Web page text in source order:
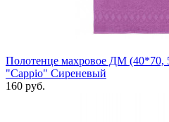
Полотенце махровое ДМ (40*70,
"Cappio" Сиреневый
160 руб.